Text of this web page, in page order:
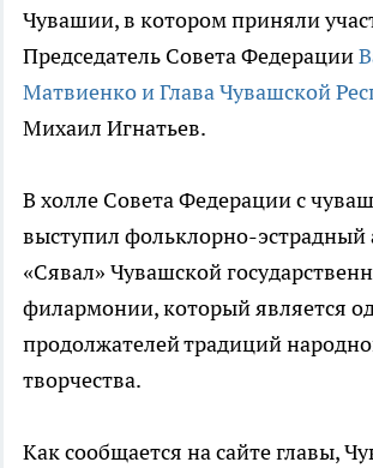
Чувашии, в котором приняли
Председатель Совета Федерации
Матвиенко и Глава Чувашской
Михаил Игнатьев.
В холле Совета Федерации с
выступил фольклорно-эстрадный
«Сявал» Чувашской
филармонии, который является
продолжателей традиций
творчества.
Как сообщается на сайте главы,